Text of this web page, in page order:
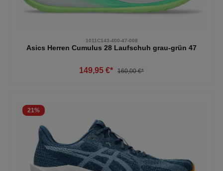
1011C143-400-47-008
Asics Herren Cumulus 28 Laufschuh grau-grün 47
149,95 €* 160,00 €*
21%